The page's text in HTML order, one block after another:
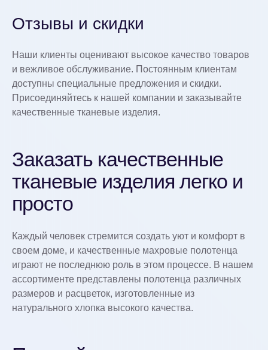
Отзывы и скидки
Наши клиенты оценивают высокое качество товаров
и вежливое обслуживание. Постоянным клиентам
доступны специальные предложения и скидки.
Присоединяйтесь к нашей компании и заказывайте
качественные тканевые изделия.
Заказать качественные
тканевые изделия легко и
просто
Каждый человек стремится создать уют и комфорт в
своем доме, и качественные махровые полотенца
играют не последнюю роль в этом процессе. В нашем
ассортименте представлены полотенца различных
размеров и расцветок, изготовленные из
натурального хлопка высокого качества.